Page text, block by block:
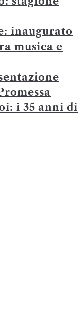
inaugurato
musica e
i 35 anni di